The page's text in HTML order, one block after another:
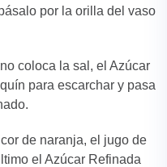
por la orilla del vaso
coloca la sal, el Azúcar
para escarchar y pasa
de naranja, el jugo de
el Azúcar Refinada